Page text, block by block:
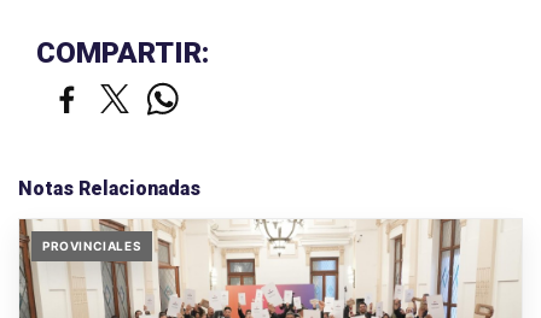
COMPARTIR:
Notas Relacionadas
PROVINCIALES